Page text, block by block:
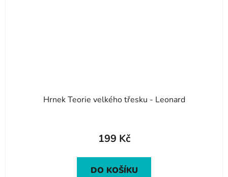
Hrnek Teorie velkého třesku - Leonard
199 Kč
DO KOŠÍKU